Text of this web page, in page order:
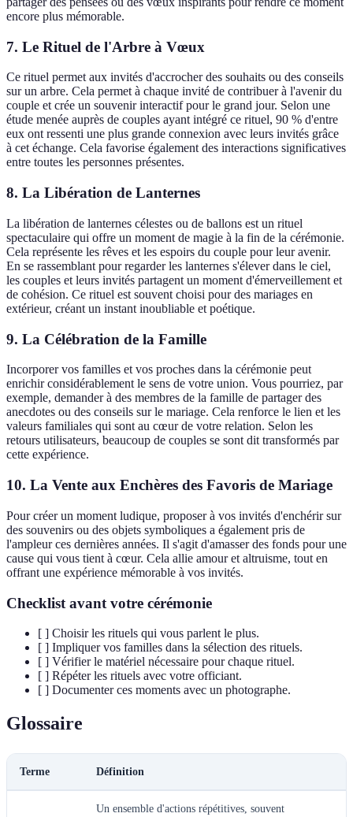
encore plus mémorable.
7. Le Rituel de l'Arbre à Vœux
Ce rituel permet aux invités d'accrocher des souhaits ou des conseils
sur un arbre. Cela permet à chaque invité de contribuer à l'avenir du
couple et crée un souvenir interactif pour le grand jour. Selon une
étude menée auprès de couples ayant intégré ce rituel, 90 % d'entre
eux ont ressenti une plus grande connexion avec leurs invités grâce
à cet échange. Cela favorise également des interactions significatives
entre toutes les personnes présentes.
8. La Libération de Lanternes
La libération de lanternes célestes ou de ballons est un rituel
spectaculaire qui offre un moment de magie à la fin de la cérémonie.
Cela représente les rêves et les espoirs du couple pour leur avenir.
En se rassemblant pour regarder les lanternes s'élever dans le ciel,
les couples et leurs invités partagent un moment d'émerveillement et
de cohésion. Ce rituel est souvent choisi pour des mariages en
extérieur, créant un instant inoubliable et poétique.
9. La Célébration de la Famille
Incorporer vos familles et vos proches dans la cérémonie peut
enrichir considérablement le sens de votre union. Vous pourriez, par
exemple, demander à des membres de la famille de partager des
anecdotes ou des conseils sur le mariage. Cela renforce le lien et les
valeurs familiales qui sont au cœur de votre relation. Selon les
retours utilisateurs, beaucoup de couples se sont dit transformés par
cette expérience.
10. La Vente aux Enchères des Favoris de Mariage
Pour créer un moment ludique, proposer à vos invités d'enchérir sur
des souvenirs ou des objets symboliques a également pris de
l'ampleur ces dernières années. Il s'agit d'amasser des fonds pour une
cause qui vous tient à cœur. Cela allie amour et altruisme, tout en
offrant une expérience mémorable à vos invités.
Checklist avant votre cérémonie
[ ] Choisir les rituels qui vous parlent le plus.
[ ] Impliquer vos familles dans la sélection des rituels.
[ ] Vérifier le matériel nécessaire pour chaque rituel.
[ ] Répéter les rituels avec votre officiant.
[ ] Documenter ces moments avec un photographe.
Glossaire
Terme Définition
Un ensemble d'actions répétitives, souvent